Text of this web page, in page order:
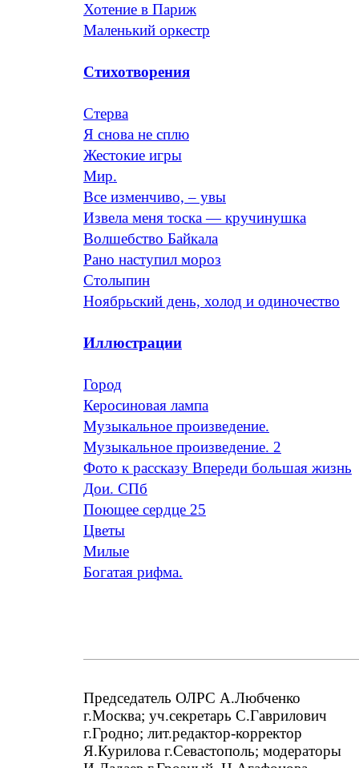
Хотение в Париж
Маленький оркестр
Стихотворения
Стерва
Я снова не сплю
Жестокие игры
Мир.
Все изменчиво, – увы
Извела меня тоска — кручинушка
Волшебство Байкала
Рано наступил мороз
Столыпин
Ноябрьский день, холод и одиночество
Иллюстрации
Город
Керосиновая лампа
Музыкальное произведение.
Музыкальное произведение. 2
Фото к рассказу Впереди большая жизнь
Дои. СПб
Поющее сердце 25
Цветы
Милые
Богатая рифма.
Председатель ОЛРС А.Любченко
г.Москва; уч.секретарь С.Гаврилович
г.Гродно; лит.редактор-корректор
Я.Курилова г.Севастополь; модераторы